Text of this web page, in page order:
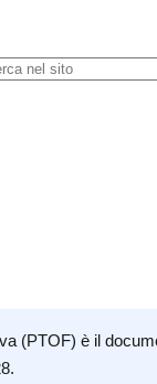
(PTOF) è il